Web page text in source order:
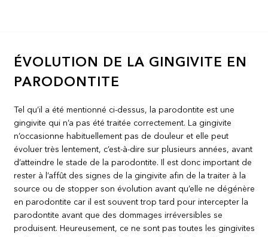
ÉVOLUTION DE LA GINGIVITE EN
PARODONTITE
Tel qu’il a été mentionné ci-dessus, la parodontite est une
gingivite qui n’a pas été traitée correctement. La gingivite
n’occasionne habituellement pas de douleur et elle peut
évoluer très lentement, c’est-à-dire sur plusieurs années, avant
d’atteindre le stade de la parodontite. Il est donc important de
rester à l’affût des signes de la gingivite afin de la traiter à la
source ou de stopper son évolution avant qu’elle ne dégénère
en parodontite car il est souvent trop tard pour intercepter la
parodontite avant que des dommages irréversibles se
produisent. Heureusement, ce ne sont pas toutes les gingivites